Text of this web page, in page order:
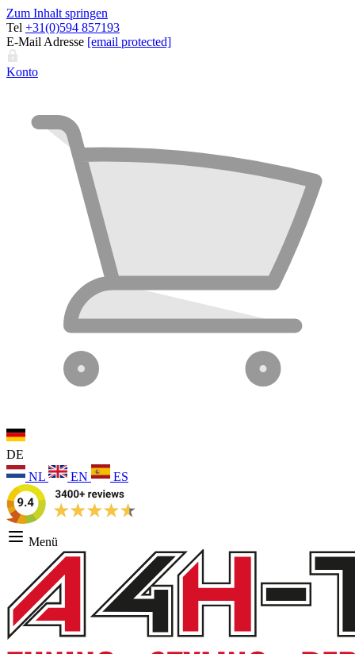
Zum Inhalt springen
Tel +31(0)594 857193
E-Mail Adresse [email protected]
Konto
DE
NL
EN ES
Menü